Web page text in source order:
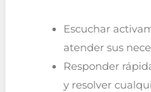
Escuchar
atender sus
Responder
y resolver